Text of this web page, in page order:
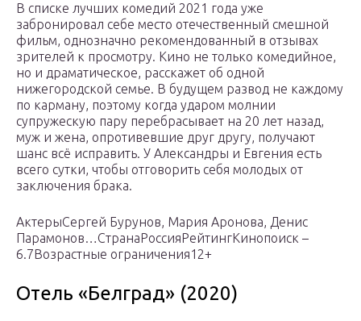
В списке лучших комедий 2021 года уже
забронировал себе место отечественный смешной
фильм, однозначно рекомендованный в отзывах
зрителей к просмотру. Кино не только комедийное,
но и драматическое, расскажет об одной
нижегородской семье. В будущем развод не каждому
по карману, поэтому когда ударом молнии
супружескую пару перебрасывает на 20 лет назад,
муж и жена, опротивевшие друг другу, получают
шанс всё исправить. У Александры и Евгения есть
всего сутки, чтобы отговорить себя молодых от
заключения брака.
АктерыСергей Бурунов, Мария Аронова, Денис
Парамонов…СтранаРоссияРейтингКинопоиск –
6.7Возрастные ограничения12+
Отель «Белград» (2020)